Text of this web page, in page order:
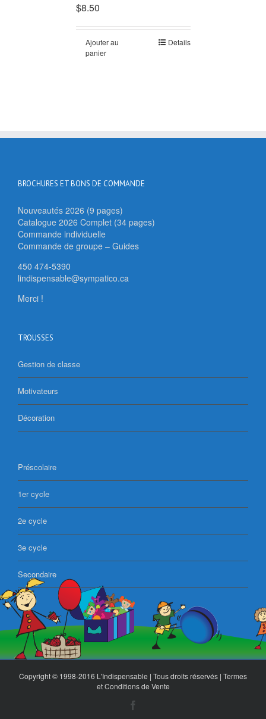
$8.50
Ajouter au
panier
Details
BROCHURES ET BONS DE COMMANDE
Nouveautés 2026 (9 pages)
Catalogue 2026 Complet (34 pages)
Commande individuelle
Commande de groupe – Guides
450 474-5390
lindispensable@sympatico.ca
Merci !
TROUSSES
Gestion de classe
Motivateurs
Décoration
Préscolaire
1er cycle
2e cycle
3e cycle
Secondaire
Copyright © 1998-2016 L'Indispensable | Tous droits réservés | Termes
et Conditions de Vente